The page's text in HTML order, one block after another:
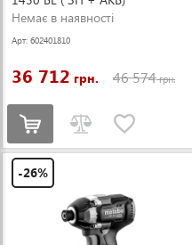
(602401810)
Немає в наявності
Арт: 602401810
36 712 грн. 46 574грн.
-26%